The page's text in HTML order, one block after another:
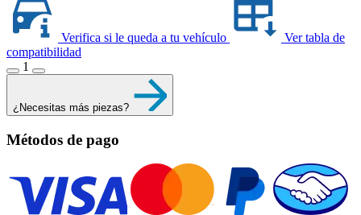
Verifica si le queda a tu vehículo
Ver tabla de
compatibilidad
1
¿Necesitas más piezas?
Métodos de pago